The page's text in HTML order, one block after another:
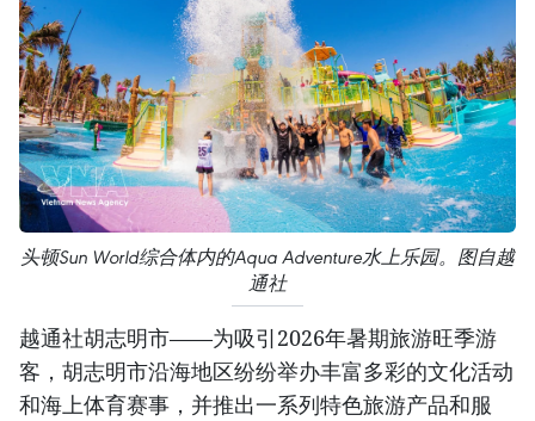
头顿Sun World综合体内的Aqua Adventure水上乐园。图自越
通社
越通社胡志明市——为吸引2026年暑期旅游旺季游
客，胡志明市沿海地区纷纷举办丰富多彩的文化活动
和海上体育赛事，并推出一系列特色旅游产品和服